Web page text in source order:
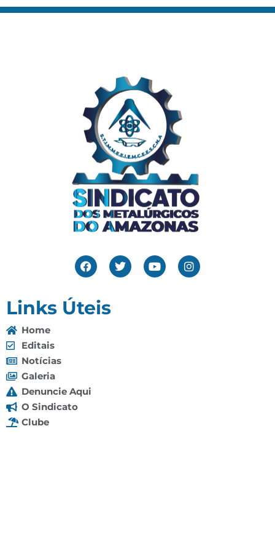
Links Úteis
Home
Editais
Notícias
Galeria
Denuncie Aqui
O Sindicato
Clube